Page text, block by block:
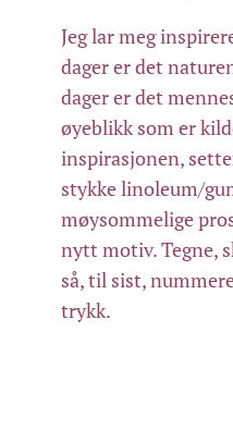
Jeg lar meg
dager er det
dager er det
øyeblikk som er
inspirasjonen,
stykke linoleum/
møysommelige
nytt motiv. Tegne,
så, til sist,
trykk.